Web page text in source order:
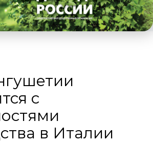
с
в Италии